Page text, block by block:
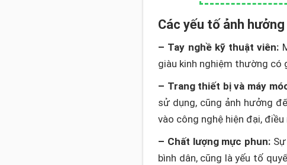
Các yếu tố ảnh
– Tay nghề kỹ thuật viên:
giàu kinh nghiệm thường có
– Trang thiết bị và máy
sử dụng, cũng ảnh hưởng
vào công nghệ hiện đại,
– Chất lượng mực phun:
bình dân, cũng là yếu tố